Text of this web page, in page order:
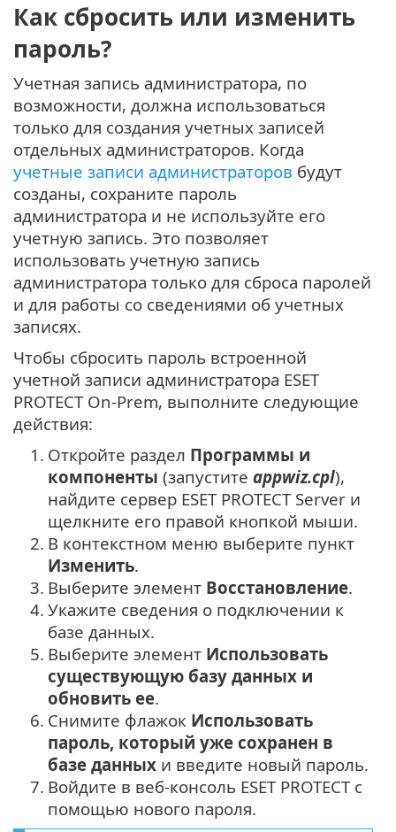
Как сбросить или изменить
пароль?
Учетная запись администратора, по
возможности, должна использоваться
только для создания учетных записей
отдельных администраторов. Когда
учетные записи администраторов будут
созданы, сохраните пароль
администратора и не используйте его
учетную запись. Это позволяет
использовать учетную запись
администратора только для сброса паролей
и для работы со сведениями об учетных
записях.
Чтобы сбросить пароль встроенной
учетной записи администратора ESET
PROTECT On-Prem, выполните следующие
действия:
1. Откройте раздел Программы и
компоненты (запустите appwiz.cpl),
найдите сервер ESET PROTECT Server и
щелкните его правой кнопкой мыши.
2. В контекстном меню выберите пункт
Изменить.
3. Выберите элемент Восстановление.
4. Укажите сведения о подключении к
базе данных.
5. Выберите элемент Использовать
существующую базу данных и
обновить ее.
6. Снимите флажок Использовать
пароль, который уже сохранен в
базе данных и введите новый пароль.
7. Войдите в веб-консоль ESET PROTECT с
помощью нового пароля.